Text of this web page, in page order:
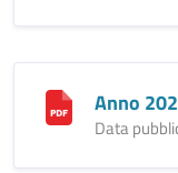
Anno
Data